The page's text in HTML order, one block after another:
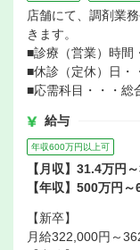
店舗にて、調剤業
きます。
■診療（営業）時間
■休診（定休）日・
■応需科目・・・総
給与
年収600万円以上可
【月収】31.4万円
【年収】500万円～
【新卒】
月給322,000円～